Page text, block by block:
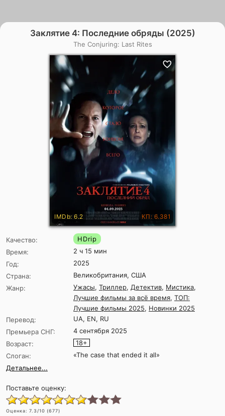
Заклятие 4: Последние обряды (2025)
The Conjuring: Last Rites
IMDb: 6.2 КП: 6.381
Качество:
HDrip
Время:
2 ч 15 мин
Год:
2025
Страна:
Великобритания, США
Жанр:
Ужасы, Триллер, Детектив, Мистика,
Лучшие фильмы за всё время, ТОП:
Лучшие фильмы 2025, Новинки 2025
Перевод:
UA, EN, RU
Премьера СНГ:
4 сентября 2025
Возраст:
18+
Слоган:
«The case that ended it all»
Детальнее...
Поставьте оценку:
Оценка: 7.3/10 (677)